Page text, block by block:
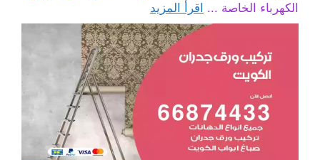
الكهرباء الخاصة ... اقرأ المزيد